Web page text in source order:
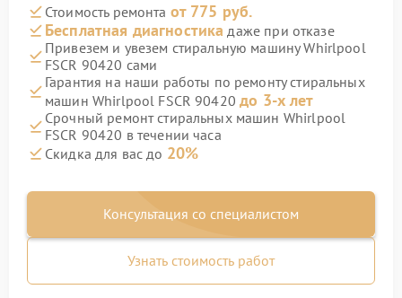
Стоимость ремонта от 775 руб.
Бесплатная диагностика даже при отказе
Привезем и увезем стиральную машину Whirlpool
FSCR 90420 сами
Гарантия на наши работы по ремонту стиральных
машин Whirlpool FSCR 90420до 3-х лет
Срочный ремонт стиральных машин Whirlpool
FSCR 90420 в течении часа
Скидка для вас до 20%
Консультация со специалистом
Узнать стоимость работ